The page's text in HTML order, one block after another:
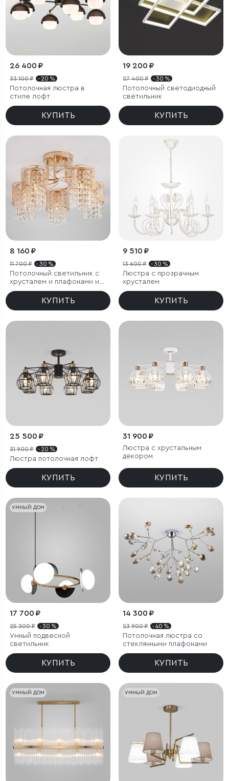
26 400 ₽
33 100 ₽ - 20 %
Потолочная люстра в
стиле лофт
КУПИТЬ
19 200 ₽
27 400 ₽ - 30 %
Потолочный светодиодный
светильник
КУПИТЬ
8 160 ₽
11 700 ₽ - 30 %
Потолочный светильник с
хрусталем и плафонами из
металла
КУПИТЬ
9 510 ₽
13 600 ₽ - 30 %
Люстра с прозрачным
хрусталем
КУПИТЬ
25 500 ₽
31 900 ₽ - 20 %
Люстра потолочная лофт
КУПИТЬ
31 900 ₽
Люстра с хрустальным
декором
КУПИТЬ
УМНЫЙ ДОМ
17 700 ₽
25 300 ₽ - 30 %
Умный подвесной
светильник
КУПИТЬ
14 300 ₽
23 900 ₽ - 40 %
Потолочная люстра со
стеклянными плафонами
КУПИТЬ
УМНЫЙ ДОМ УМНЫЙ ДОМ